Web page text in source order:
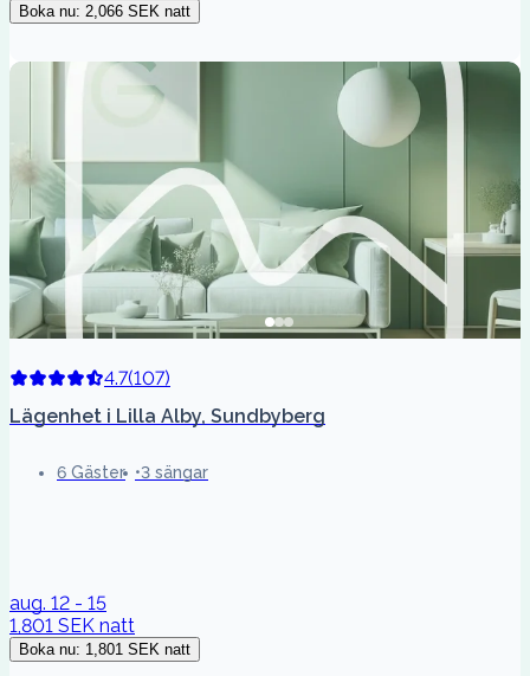
Boka nu: 2,066 SEK natt
4.7(107)
Lägenhet i Lilla Alby, Sundbyberg
6 Gäster 3 sängar
aug. 12 - 15
1,801 SEK natt
Boka nu: 1,801 SEK natt